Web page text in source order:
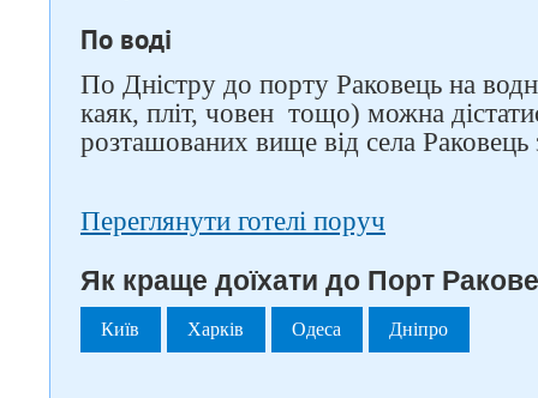
По воді
По Дністру до порту Раковець на
каяк, пліт, човен тощо) можна
розташованих вище від села
Переглянути готелі поруч
Як краще доїхати до Порт
Київ Харків Одеса Дніпро